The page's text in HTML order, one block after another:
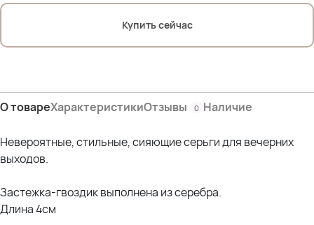
Купить сейчас
О товареХарактеристикиОтзывы 0 Наличие
Невероятные, стильные, сияющие серьги для вечерних
выходов.
Застежка-гвоздик выполнена из серебра.
Длина 4см